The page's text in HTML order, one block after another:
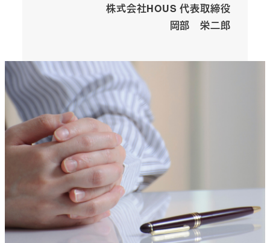
株式会社HOUS 代表取締役
岡部 栄二郎